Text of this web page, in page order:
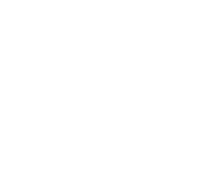
ultime novità